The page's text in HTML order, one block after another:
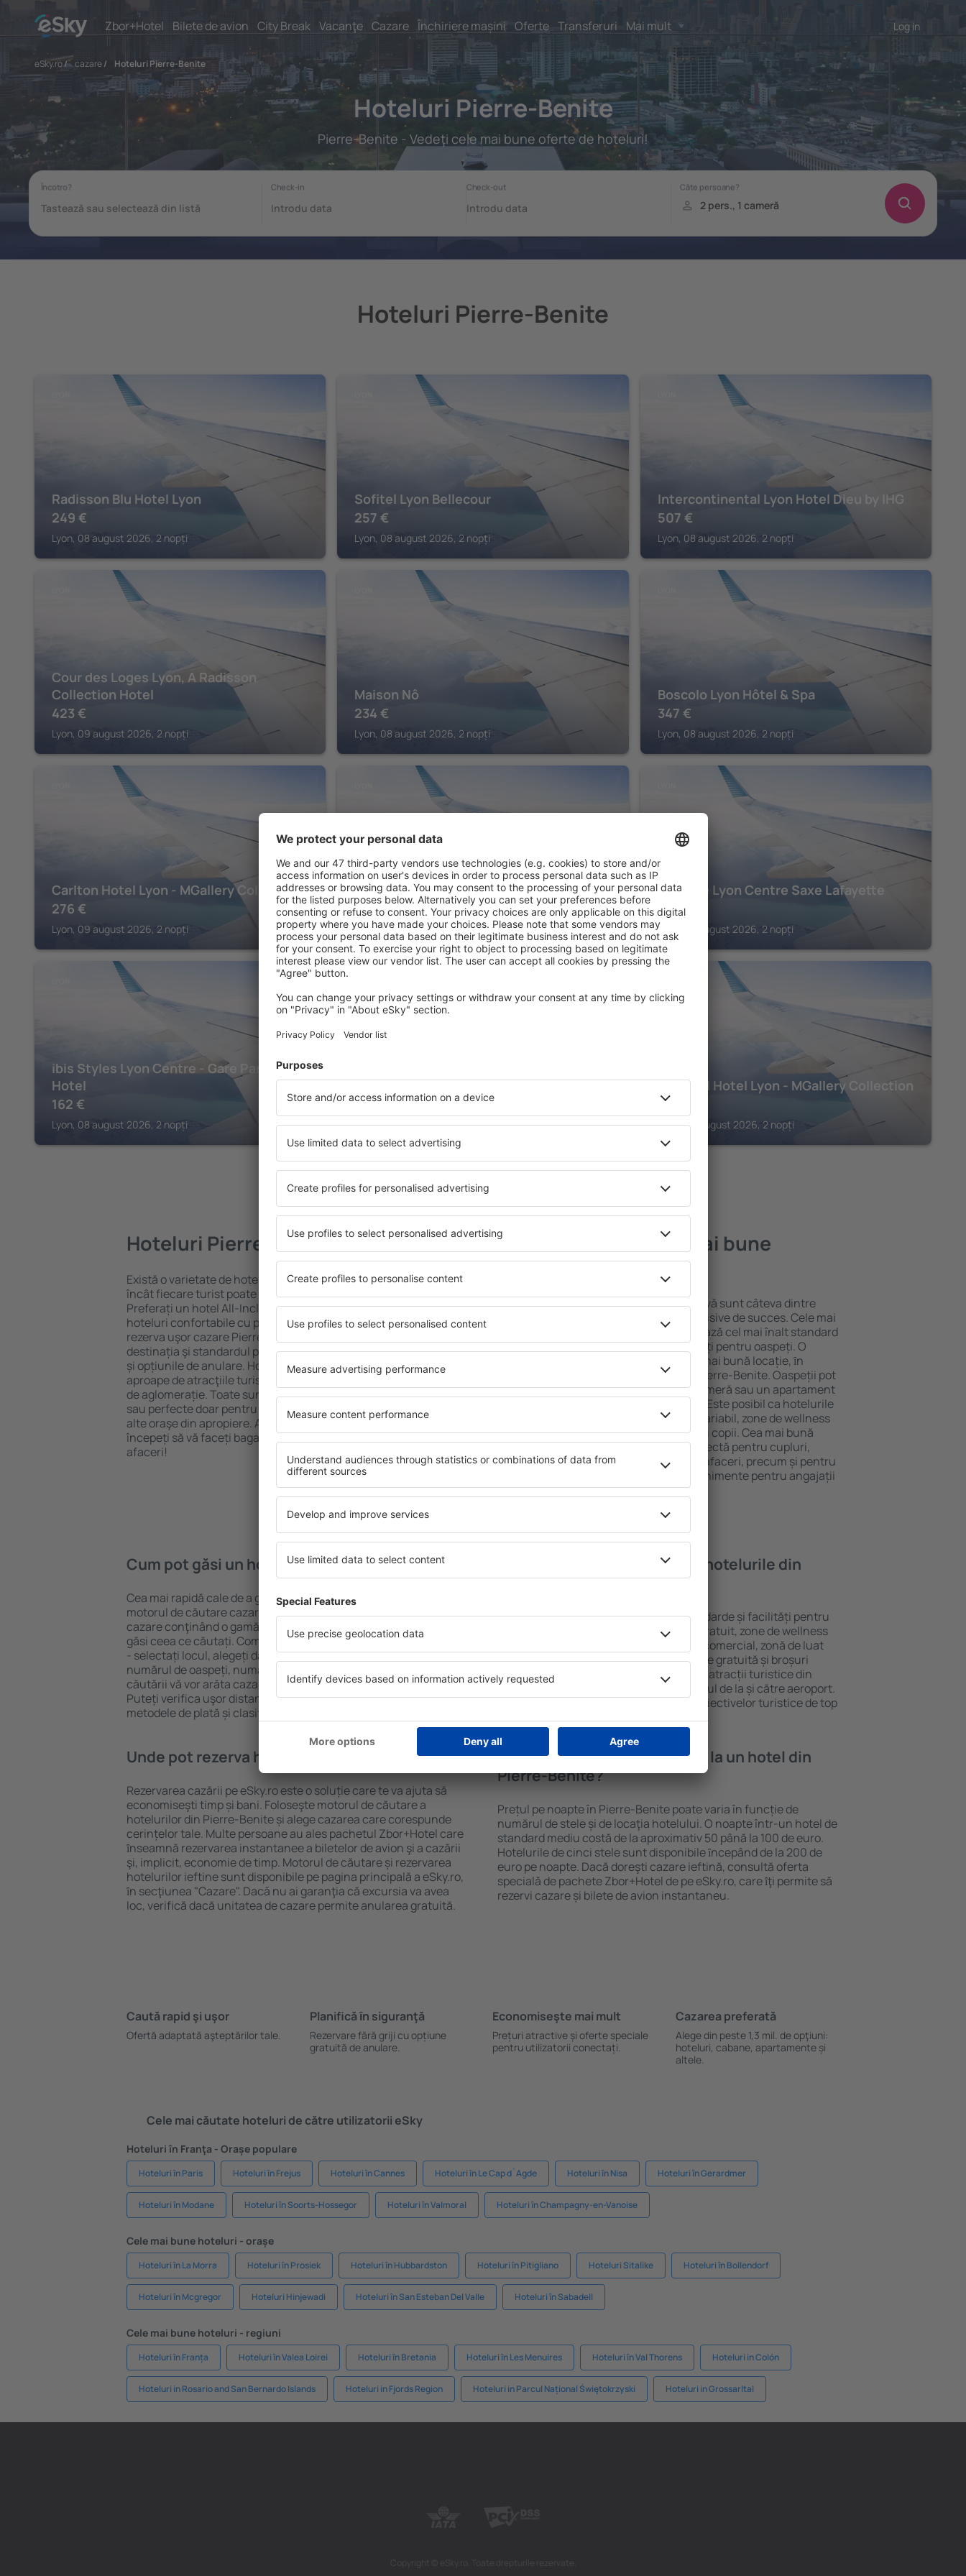
Zbor+Hotel Bilete de avion City Break Vacanţe Cazare Închiriere mașini Oferte Transferuri Mai mult Log in
eSky.ro/ cazare/ Hoteluri Pierre-Benite
Hoteluri Pierre-Benite
Pierre-Benite - Vedeţi cele mai bune oferte de hoteluri!
Hoteluri Pierre-Benite
Radisson Blu Hotel Lyon
249 €
Lyon, 08 august 2026, 2 nopți
Sofitel Lyon Bellecour
257 €
Lyon, 08 august 2026, 2 nopți
Intercontinental Lyon Hotel Dieu by IHG
507 €
Lyon, 08 august 2026, 2 nopți
Cour des Loges Lyon, A Radisson
Collection Hotel
423 €
Lyon, 09 august 2026, 2 nopți
Maison Nô
234 €
Lyon, 08 august 2026, 2 nopți
Boscolo Lyon Hôtel & Spa
347 €
Lyon, 08 august 2026, 2 nopți
Carlton Hotel Lyon - MGallery Collection
276 €
Lyon, 09 august 2026, 2 nopți
OKKO Hotels Lyon Centre
199€
Lyon, 08 august 2026, 2 nopți
Mercure Lyon Centre Saxe Lafayette
200€
Lyon, 08 august 2026, 2 nopți
ibis Styles Lyon Centre - Gare Part Dieu
Hotel
162 €
Lyon, 08 august 2026, 2 nopți
Dieu
187€
Lyon, 08 august 2026, 2 nopți
Le Royal Hotel Lyon - MGallery Collection
318
Lyon, 09 august 2026, 2 nopți
Vedeți mai multe hoteluri Pierre-Benite
Hoteluri Pierre-Benite
Există o varietate de hoteluri disponibile Pierre-Benite, astfel
încât fiecare turist poate găsi cazare potrivită nevoilor sale.
Preferați un hotel All-Inclusive cu standarde ȋnalte sau preferați
hoteluri confortabile cu preţuri mici? Cu ajutorul nostru puteți
rezerva uşor cazare Pierre-Benite} pentru orice buget! Selectați
destinația şi standardul pentru hotel, verificați metodele de plată
și opțiunile de anulare. Hotelurile Pierre-Benite sunt situate atât
aproape de atracţiile turistice populare, cât și puțin mai departe
de aglomerație. Toate sunt disponibile pentru o vacanță lungă
sau perfecte doar pentru o noapte atunci când doriţi să vizitaţi şi
alte oraşe din apropiere. Alegeți hotelul care vi se potriveşte și
începeți să vă faceți bagajele pentru o vacanţă sau călătorie de
afaceri!
Pierre-Benite – cele mai bune
hoteluri
O varietate de servicii și o locație atractivă sunt câteva dintre
elementele cheie ale unui hotel All-Inclusive de succes. Cele mai
bune hoteluri din Pierre-Benite garantează cel mai înalt standard
pentru servicii și o gamă largă de facilități pentru oaspeți. O
cazare cu standarde ridicate oferă cea mai bună locație, ȋn
apropiere de principalele distracţii din Pierre-Benite. Oaspeții pot
folosi parcarea gratuită și pot alege o cameră sau un apartament
care să corespundă perfect nevoilor lor. Este posibil ca hotelurile
cu standarde ȋnalte să ofere un meniu variabil, zone de wellness
precum spa și fitness, și activități pentru copii. Cea mai bună
cazare Pierre-Benite este o alegere perfectă pentru cupluri,
familii și persoane aflate în călătorie de afaceri, precum și pentru
companii care doresc să organizeze evenimente pentru angajații
lor.
Cum pot găsi un hotel Pierre-Benite?
Cea mai rapidă cale de a găsi un hotel Pierre-Benite este folosind
motorul de căutare cazare eSky. Baza mare de date cu locuri de
cazare conţinând o gamă largă de opţiuni este o garanție că veți
găsi ceea ce căutați. Completați câmpurile motorului de căutare
- selectați locul, alegeți data de check-in și check-out, adăugați
numărul de oaspeți, numărul de camere şi gata! Rezultatele
căutării vă vor arăta cazarea disponibilă ȋn perioada selectată.
Puteți verifica uşor distanța de la hotel ȋn centrul orașului,
metodele de plată și clasificarea hotelului.
Ce fel de facilităţi voi găsi ȋn hotelurile din
Pierre-Benite?
Hotelurile Pierre-Benite au diferite standarde și facilități pentru
oaspeți. Cele mai frecvente sunt Wi-Fi gratuit, zone de wellness
cu SPA, mini bar/seif în cameră, centru comercial, zonă de luat
masa, zonă de joacă pentru copii, parcare gratuită și broșuri
informative despre cele mai interesante atracții turistice din
zonă. Unele proprietăți includ și transferul de la și către aeroport.
Uneori, acestea încurajează vizitarea obiectivelor turistice de top
Pierre-Benite.
Unde pot rezerva hoteluri ȋn Pierre-Benite?
Rezervarea cazării pe eSky.ro este o soluție care te va ajuta să
economiseşti timp și bani. Foloseşte motorul de căutare a
hotelurilor din Pierre-Benite și alege cazarea care corespunde
cerințelor tale. Multe persoane au ales pachetul Zbor+Hotel care
ȋnseamnă rezervarea instantanee a biletelor de avion şi a cazării
şi, implicit, economie de timp. Motorul de căutare și rezervarea
hotelurilor ieftine sunt disponibile pe pagina principală a eSky.ro,
ȋn secţiunea "Cazare". Dacă nu ai garanţia că excursia va avea
loc, verifică dacă unitatea de cazare permite anularea gratuită.
Cât costă o noapte de cazare la un hotel din
Pierre-Benite?
Prețul pe noapte în Pierre-Benite poate varia în funcție de
numărul de stele și de locaţia hotelului. O noapte într-un hotel de
standard mediu costă de la aproximativ 50 până la 100 de euro.
Hotelurile de cinci stele sunt disponibile ȋncepând de la 200 de
euro pe noapte. Dacă doreşti cazare ieftină, consultă oferta
specială de pachete Zbor+Hotel de pe eSky.ro, care ȋţi permite să
rezervi cazare și bilete de avion instantaneu.
Caută rapid şi uşor
Ofertă adaptată aşteptărilor tale.
Planifică ȋn siguranţă
Rezervare fără griji cu opțiune
gratuită de anulare.
Economiseşte mai mult
Prețuri atractive și oferte speciale
pentru utilizatorii conectați.
Cazarea preferată
Alege din peste 1,3 mil. de opţiuni:
hoteluri, cabane, apartamente și
altele.
Cele mai căutate hoteluri de către utilizatorii eSky
Hoteluri în Franţa - Orașe populare
Hoteluri în Paris Hoteluri în Frejus Hoteluri în Cannes Hoteluri în Le Cap d`Agde Hoteluri în Nisa Hoteluri în Gerardmer
Hoteluri în Modane Hoteluri în Soorts-Hossegor Hoteluri în Valmoral Hoteluri în Champagny-en-Vanoise
Cele mai bune hoteluri - orașe
Hoteluri în La Morra Hoteluri în Prosiek Hoteluri în Hubbardston Hoteluri în Pitigliano Hoteluri Sitalike Hoteluri în Bollendorf
Hoteluri în Mcgregor Hoteluri Hinjewadi Hoteluri în San Esteban Del Valle Hoteluri în Sabadell
Cele mai bune hoteluri - regiuni
Hoteluri în Franța Hoteluri în Valea Loirei Hoteluri în Bretania Hoteluri în Les Menuires Hoteluri în Val Thorens Hoteluri in Colón
Hoteluri in Rosario and San Bernardo Islands Hoteluri in Fjords Region Hoteluri in Parcul Național Świętokrzyski Hoteluri in Grossarltal
Copyright © eSky.ro. Toate drepturile rezervate.